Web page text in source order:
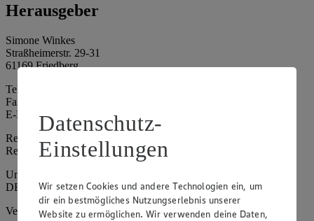
Herausgeber
Simone Winkes
Straßheimerstr. 29-31
61169 Friedberg
Telefon: 06031 771 445
Fax: 06031 771 572
E-Mail: friedberg@winkes-edeka.de
Registergericht: Amtsgericht Friedberg
Registernummer: HRA 5067
Umsatzsteuer-Identifikationsnummer gem. § 27a UStG:
DE363562655
Vertretungsberechtigte: Simone Winkes (Gesellschafter)
Datenschutz-
Einstellungen
Wir setzen Cookies und andere Technologien ein, um
dir ein bestmögliches Nutzungserlebnis unserer
Website zu ermöglichen. Wir verwenden deine Daten,